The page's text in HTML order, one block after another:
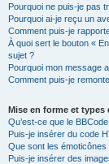
Pourquoi ne puis-je pas
Pourquoi ai-je reçu un
Comment puis-je
À quoi sert le bouton «
sujet ?
Pourquoi mon message
Comment puis-je
Mise en forme et types
Qu’est-ce que le
Puis-je insérer du code
Que sont les émoticônes
Puis-je insérer des